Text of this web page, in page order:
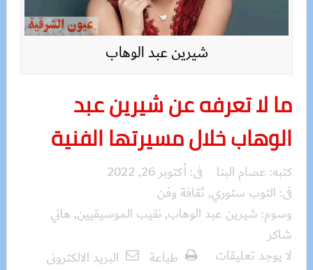
شيرين عبد الوهاب
ما لا تعرفه عن شيرين عبد
الوهاب خلال مسيرتها الفنية
كتبه: عصام البنا فى:أكتوبر 26, 2022
فى: التوب ستوري, ثقافة وفن
وسوم: شيرين عبد الوهاب, نقيب الموسيقيين, هاني
شاكر
لا يوجد تعليقات
طباعة البريد الالكترونى